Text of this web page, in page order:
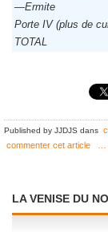
—Ermite
Porte IV (plus de
TOTAL
Published by JJDJS dans
commenter cet article
LA VENISE DU